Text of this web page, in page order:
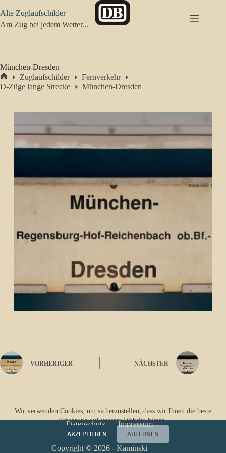
Inhalt
springen
Wir verwenden Cookies, um sicherzustellen, dass wir Ihnen die beste
Erfahrung auf unserer Website bieten.
AKZEPTIEREN
ABLEHNEN
Alte Zuglaufschilder
Am Zug bei jedem Wetter...
München-Dresden
Start
Zuglaufschilder
Fernverkehr
D-Züge lange Strecke
München-Dresden
VORHERIGER NÄCHSTER
Datenschutz Impressum
Copyright © 2026 - Kaminski